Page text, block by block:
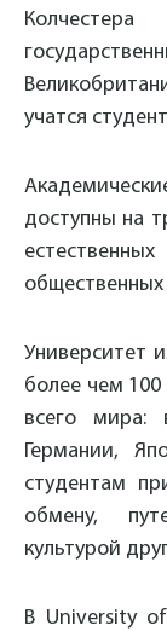
учатся
доступны на
общественных
Университет
более чем
всего мира:
Германии,
студентам
обмену,
культурой
В University of